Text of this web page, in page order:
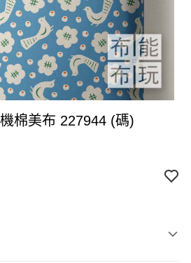
棉美布 227944 (碼)